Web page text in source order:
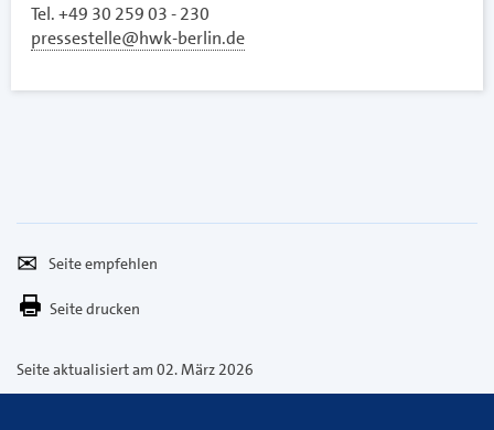
Tel. +49 30 259 03 - 230
pressestelle@hwk-berlin.de
empfehlen
Per
E-
versenden
Seite drucken
Seite aktualisiert am 02. März 2026